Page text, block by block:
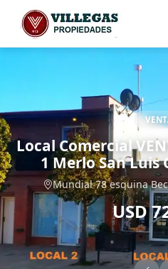
Local Comercial
1 Merlo San Luis
Mundial 78 esquina
USD